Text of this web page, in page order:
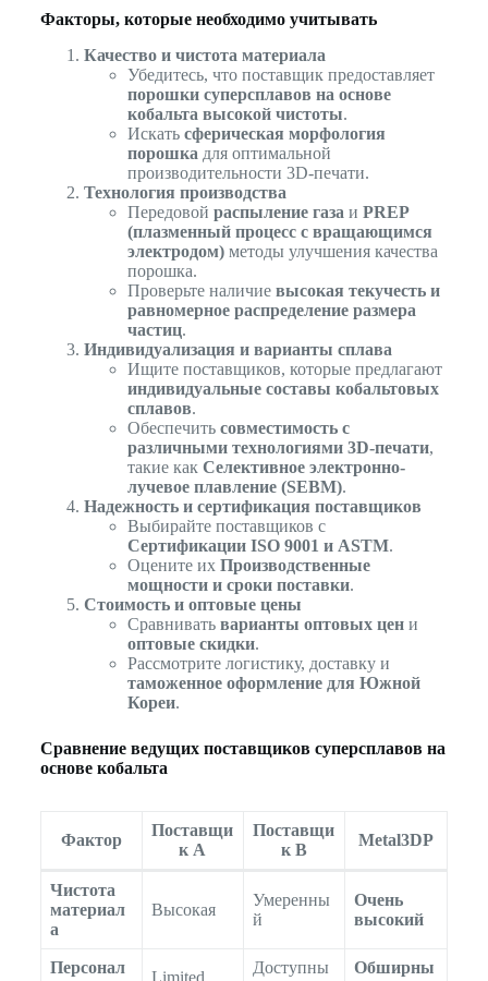
Факторы, которые необходимо учитывать
Качество и чистота материала
Убедитесь, что поставщик предоставляет
порошки суперсплавов на основе
кобальта высокой чистоты.
Искать сферическая морфология
порошка для оптимальной
производительности 3D-печати.
Технология производства
Передовой распыление газа и PREP
(плазменный процесс с вращающимся
электродом)методы улучшения качества
порошка.
Проверьте наличие высокая текучесть и
равномерное распределение размера
частиц.
Индивидуализация и варианты сплава
Ищите поставщиков, которые предлагают
индивидуальные составы кобальтовых
сплавов.
Обеспечить совместимость с
различными технологиями 3D-печати,
такие как Селективное электронно-
лучевое плавление (SEBM).
Надежность и сертификация поставщиков
Выбирайте поставщиков с
Сертификации ISO 9001 и ASTM.
Оцените их Производственные
мощности и сроки поставки.
Стоимость и оптовые цены
Сравнивать варианты оптовых цени
оптовые скидки.
Рассмотрите логистику, доставку и
таможенное оформление для Южной
Кореи.
Сравнение ведущих поставщиков суперсплавов на
основе кобальта
Фактор
Поставщи
к A
Поставщи
к B
Metal3DP
Чистота
материал
а
Высокая
Умеренны
й
Очень
высокий
Персонал
Limited
Доступны
Обширны